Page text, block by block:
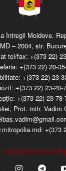
Întregii Moldove.
– 2004, str.
tel/fax: +(373 22)
+(373 22) 20-
+(373 22) 23-
+(373 22) 23-20-
+(373 22) 23-
Prot. mitr. Vadim
+(373